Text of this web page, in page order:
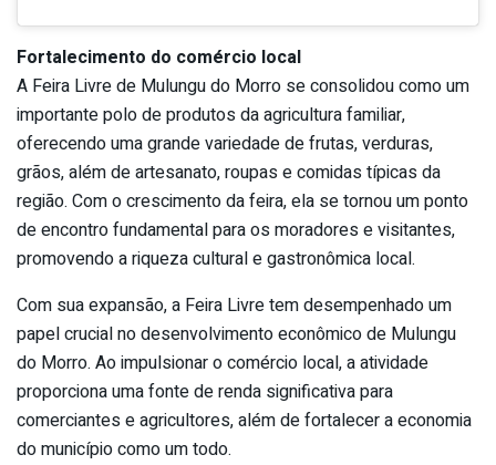
Fortalecimento do comércio local
A Feira Livre de Mulungu do Morro se consolidou como um
importante polo de produtos da agricultura familiar,
oferecendo uma grande variedade de frutas, verduras,
grãos, além de artesanato, roupas e comidas típicas da
região. Com o crescimento da feira, ela se tornou um ponto
de encontro fundamental para os moradores e visitantes,
promovendo a riqueza cultural e gastronômica local.
Com sua expansão, a Feira Livre tem desempenhado um
papel crucial no desenvolvimento econômico de Mulungu
do Morro. Ao impulsionar o comércio local, a atividade
proporciona uma fonte de renda significativa para
comerciantes e agricultores, além de fortalecer a economia
do município como um todo.